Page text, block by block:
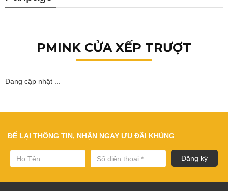
PMINK CỬA XẾP TRƯỢT
Đang cập nhật ...
ĐỂ LẠI THÔNG TIN, NHẬN NGAY ƯU ĐÃI KHỦNG